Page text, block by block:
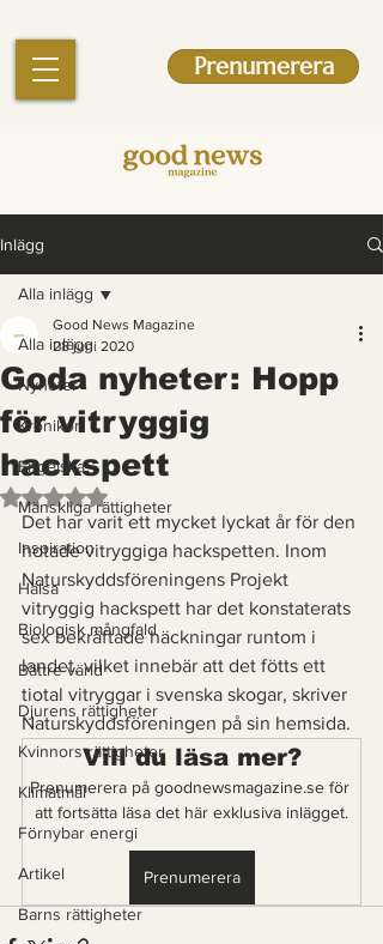
Prenumerera
Inlägg
Alla inlägg
Nyheter
Krönikor
Engelska
Mänskliga rättigheter
Inspiration
Hälsa
Biologisk mångfald
Bättre värld
Djurens rättigheter
Kvinnors rättigheter
Klimatmål
Förnybar energi
Artikel
Barns rättigheter
Alla inlägg
Goda nyheter: Hopp
för vitryggig
hackspett
Good News Magazine
28 juni 2020
Betygsatt till NaN av 5 stjärnor.
Det har varit ett mycket lyckat år för den
hotade vitryggiga hackspetten. Inom
Naturskyddsföreningens Projekt
vitryggig hackspett har det konstaterats
sex bekräftade häckningar runtom i
landet, vilket innebär att det fötts ett
tiotal vitryggar i svenska skogar, skriver
Naturskyddsföreningen på sin hemsida.
Vill du läsa mer?
Prenumerera på goodnewsmagazine.se för
att fortsätta läsa det här exklusiva inlägget.
Prenumerera